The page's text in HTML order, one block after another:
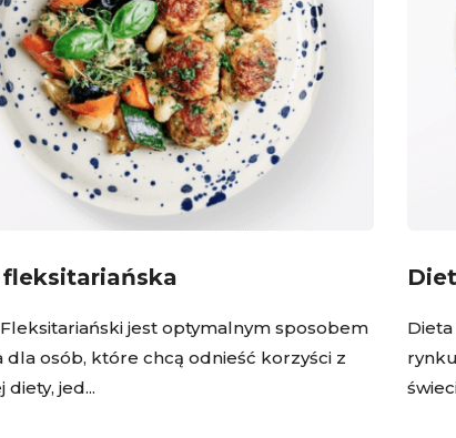
jest optymalnym sposobem
dla osób, które chcą odnieść korzyści z
diety, jed...